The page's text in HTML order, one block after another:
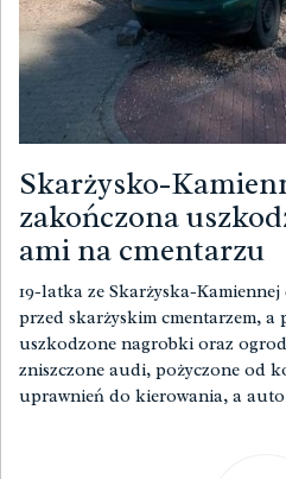
Skarżysko-
zakończona
ami na cmentarzu
19-latka ze Skarżyska-Kamiennej
przed skarżyskim cmentarzem, a
uszkodzone nagrobki oraz
zniszczone audi, pożyczone od
uprawnień do kierowania, a